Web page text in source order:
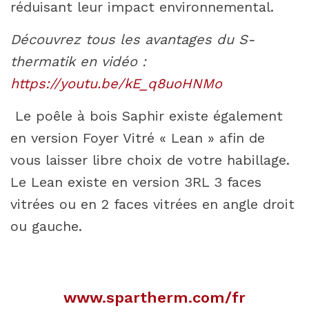
réduisant leur impact environnemental.
Découvrez tous les avantages du S-
thermatik en vidéo :
https://youtu.be/kE_q8uoHNMo
Le poêle à bois Saphir existe également
en version Foyer Vitré « Lean » afin de
vous laisser libre choix de votre habillage.
Le Lean existe en version 3RL 3 faces
vitrées ou en 2 faces vitrées en angle droit
ou gauche.
www.spartherm.com/fr